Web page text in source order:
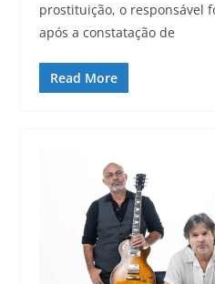
prostituição, o responsável
após a constatação de
Read More